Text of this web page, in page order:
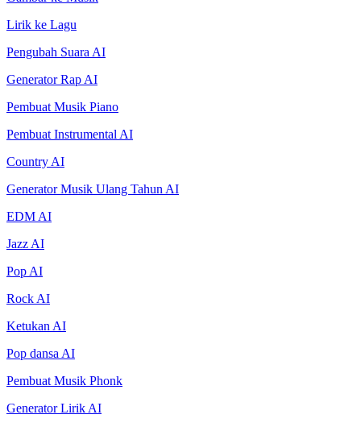
Lirik ke Lagu
Pengubah Suara AI
Generator Rap AI
Pembuat Musik Piano
Pembuat Instrumental AI
Country AI
Generator Musik Ulang Tahun AI
EDM AI
Jazz AI
Pop AI
Rock AI
Ketukan AI
Pop dansa AI
Pembuat Musik Phonk
Generator Lirik AI